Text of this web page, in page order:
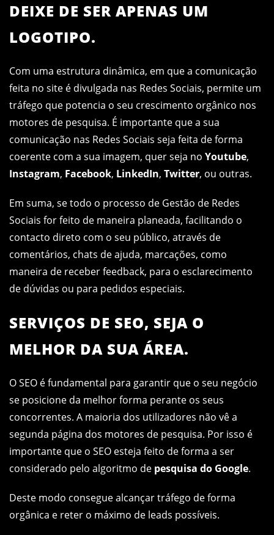
DEIXE DE SER APENAS UM
LOGOTIPO.
Com uma estrutura dinâmica, em que a comunicação
feita no site é divulgada nas Redes Sociais, permite um
tráfego que potencia o seu crescimento orgânico nos
motores de pesquisa. É importante que a sua
comunicação nas Redes Sociais seja feita de forma
coerente com a sua imagem, quer seja no Youtube,
Instagram, Facebook, LinkedIn, Twitter, ou outras.
Em suma, se todo o processo de Gestão de Redes
Sociais for feito de maneira planeada, facilitando o
contacto direto com o seu público, através de
comentários, chats de ajuda, marcações, como
maneira de receber feedback, para o esclarecimento
de dúvidas ou para pedidos especiais.
SERVIÇOS DE SEO, SEJA O
MELHOR DA SUA ÁREA.
O SEO é fundamental para garantir que o seu negócio
se posicione da melhor forma perante os seus
concorrentes. A maioria dos utilizadores não vê a
segunda página dos motores de pesquisa. Por isso é
importante que o SEO esteja feito de forma a ser
considerado pelo algoritmo de pesquisa do Google.
Deste modo consegue alcançar tráfego de forma
orgânica e reter o máximo de leads possíveis.